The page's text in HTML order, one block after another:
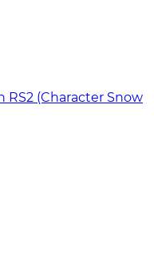
(Character Snow